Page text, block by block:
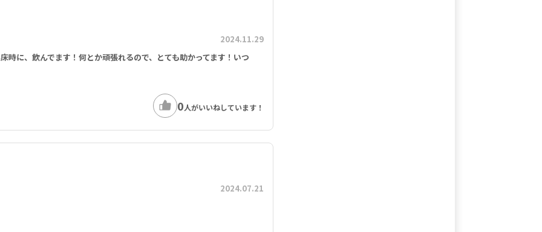
2024.11.29
時に、飲んでます！何とか頑張れるので、とても助かってます！いつ
0人がいいねしています！
2024.07.21